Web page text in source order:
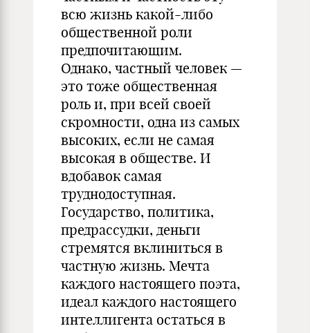
всю жизнь какой-либо
общественной роли
предпочитающим.
Однако, частный человек —
это тоже общественная
роль и, при всей своей
скромности, одна из самых
высоких, если не самая
высокая в обществе. И
вдобавок самая
труднодоступная.
Государство, политика,
предрассудки, деньги
стремятся вклиниться в
частную жизнь. Мечта
каждого настоящего поэта,
идеал каждого настоящего
интеллигента остаться в